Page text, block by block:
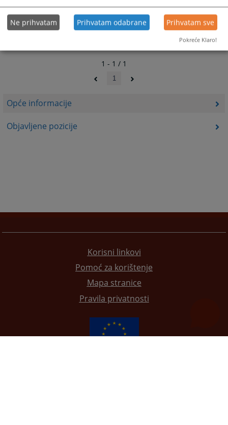
Opće informacije
Objavljene pozicije
1 - 1 / 1
1
Korisni linkovi
Pomoć za korištenje
Mapa stranice
Pravila privatnosti
Ne prihvatam Prihvatam odabrane Prihvatam sve
Pokreće Klaro!